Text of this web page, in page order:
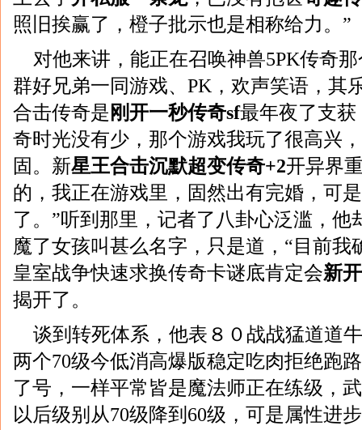
照旧挨赢了，橙子批示也是相称给力。”
对他来讲，能正在召唤神兽5PK传奇
群好兄弟一同游戏、PK，欢声笑语，其
合击传奇是 刚开一秒传奇sf最年夜了支获
奇时光没有少，那个游戏我玩了很高兴
固。新星王合击沉默超变传奇+2开异界
的，我正在游戏里，固然出有完婚，可
了。”听到那里，记者了八卦心泛滥，他
魔了女孩叫甚么名字，只是道，“目前我
皇室战争快速求换传奇卡谜底肯定会新
揭开了。
谈到转死体系，他表８０战战猛道道
两个70级今低消高爆版稳定吃肉拒绝跑
了号，一样平常皆是魔法师正在练级，
以后级别从70级降到60级，可是属性进